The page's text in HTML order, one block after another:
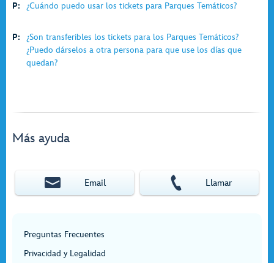
P: ¿Cuándo puedo usar los tickets para Parques Temáticos?
P:
¿Son transferibles los tickets para los Parques Temáticos?
¿Puedo dárselos a otra persona para que use los días que
quedan?
Más ayuda
Email Llamar
Preguntas Frecuentes
Privacidad y Legalidad